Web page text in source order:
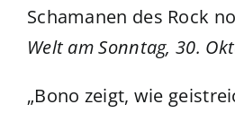
Schamanen des Rock
Welt am Sonntag, 30.
„Bono zeigt, wie